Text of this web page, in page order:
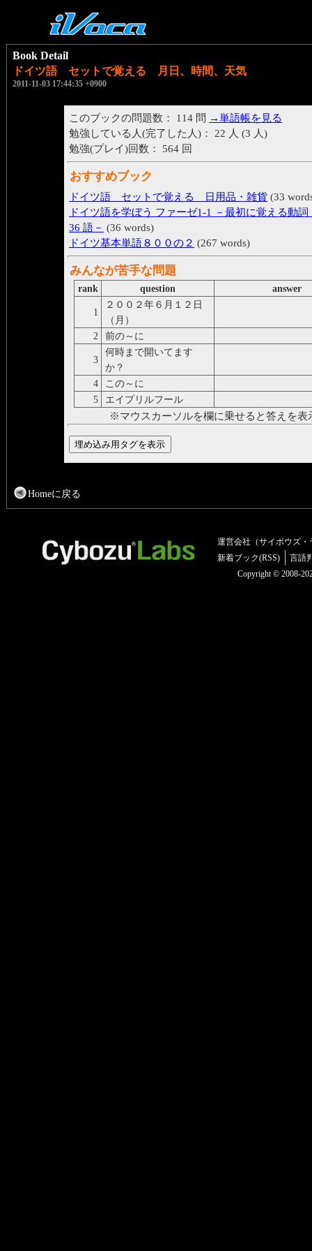
Book Detail
ドイツ語 セットで覚える 月日、時間、天気
2011-11-03 17:44:35 +0900
このブックの問題数： 114 問 →単語帳を見る
勉強している人(完了した人)： 22 人 (3 人)
勉強(プレイ)回数： 564 回
おすすめブック
ドイツ語 セットで覚える 日用品・雑貨 (33
ドイツ語を学ぼう ファーゼ1-1 －最初に覚える動詞
36 語－ (36 words)
ドイツ基本単語８００の２ (267 words)
みんなが苦手な問題
rank question answer
1
２００２年６月１２日
（月）
2
前の～に
3
何時まで開いてます
か？
4 この～に
5
エイプリルフール
※マウスカーソルを欄に乗せると答えを表
Homeに戻る
運営会社（サイボウズ・
新着ブック(RSS)
言語
Copyright © 2008-